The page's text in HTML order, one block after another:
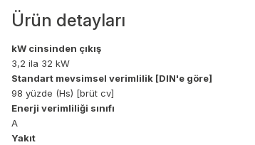
Ürün detayları
kW cinsinden çıkış
3,2 ila 32 kW
Standart mevsimsel verimlilik [DIN'e göre]
98 yüzde (Hs) [brüt cv]
Enerji verimliliği sınıfı
A
Yakıt